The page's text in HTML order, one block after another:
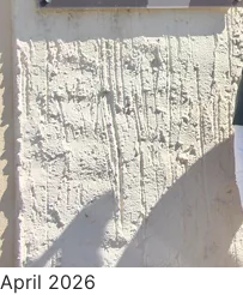
April 2026